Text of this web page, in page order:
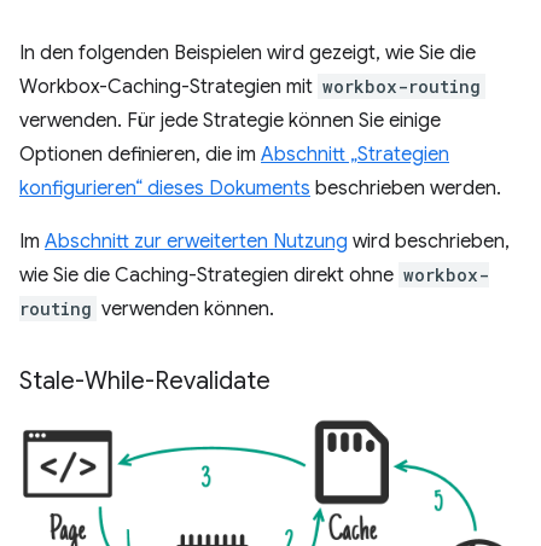
In den folgenden Beispielen wird gezeigt, wie Sie die
Workbox-Caching-Strategien mit workbox-routing
verwenden. Für jede Strategie können Sie einige
Optionen definieren, die im Abschnitt „Strategien
konfigurieren“ dieses Dokuments beschrieben werden.
Im Abschnitt zur erweiterten Nutzung wird beschrieben,
wie Sie die Caching-Strategien direkt ohne workbox-
routing verwenden können.
Stale-While-Revalidate